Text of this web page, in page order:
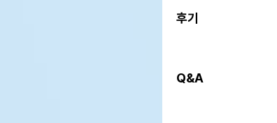
후기
Q&A